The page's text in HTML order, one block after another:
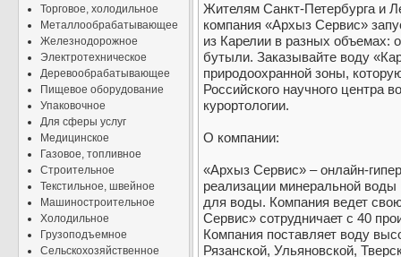
Торговое, холодильное
Металлообрабатывающее
Железнодорожное
Электротехническое
Деревообрабатывающее
Пищевое оборудование
Упаковочное
Для сферы услуг
Медицинское
Газовое, топливное
Строительное
Текстильное, швейное
Машиностроительное
Холодильное
Грузоподъемное
Сельскохозяйственное
Жителям Санкт-Петербурга и
компания «Архыз Сервис»
из Карелии в разных объемах:
бутыли. Заказывайте воду
природоохранной зоны,
Российского научного центра
курортологии.
О компании:
«Архыз Сервис» – онлайн-
реализации минеральной воды
для воды. Компания ведет
Сервис» сотрудничает с 40
Компания поставляет воду
Рязанской, Ульяновской,